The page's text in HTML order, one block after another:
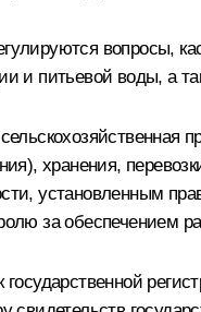
вопросы,
и питьевой воды, а
хранения,
установленным
за обеспечением